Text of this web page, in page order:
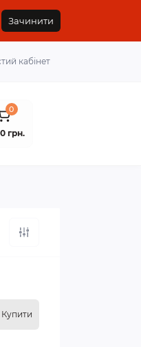
Зачинити
кабінет
0
грн.
Купити